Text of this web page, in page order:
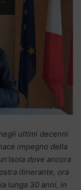
ultimi decenni
impegno della
dove ancora
itinerante, ora
lunga 30 anni, in